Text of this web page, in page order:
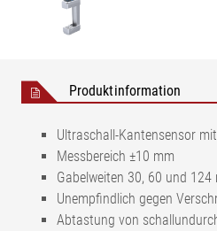
Produktinformation
Ultraschall-Kantensensor
Messbereich ±10 mm
Gabelweiten 30, 60 und 124
Unempfindlich gegen
Abtastung von